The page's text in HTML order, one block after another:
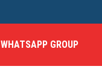
WHATSAPP GROUP